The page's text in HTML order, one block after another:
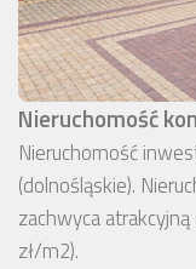
Nieruchomość
Nieruchomość
(dolnośląskie).
zachwyca
zł/m2).